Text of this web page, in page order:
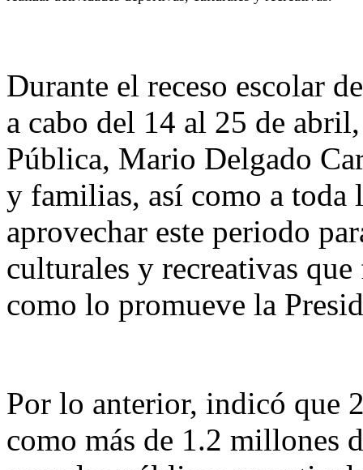
Durante el receso escolar
a cabo del 14 al 25 de
Pública, Mario Delgado
y familias, así como a toda
aprovechar este periodo
culturales y recreativas
como lo promueve la
Por lo anterior, indicó que
como más de 1.2 millones